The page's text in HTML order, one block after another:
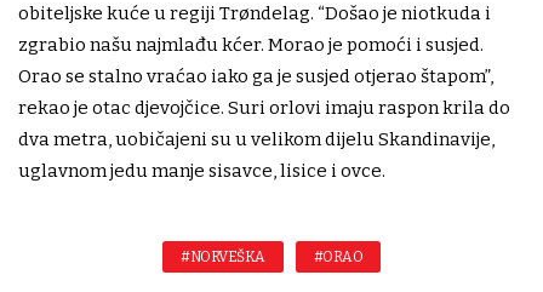
obiteljske kuće u regiji Trøndelag. “Došao je niotkuda i
zgrabio našu najmlađu kćer. Morao je pomoći i susjed.
Orao se stalno vraćao iako ga je susjed otjerao štapom”,
rekao je otac djevojčice. Suri orlovi imaju raspon krila do
dva metra, uobičajeni su u velikom dijelu Skandinavije,
uglavnom jedu manje sisavce, lisice i ovce.
#NORVEŠKA #ORAO